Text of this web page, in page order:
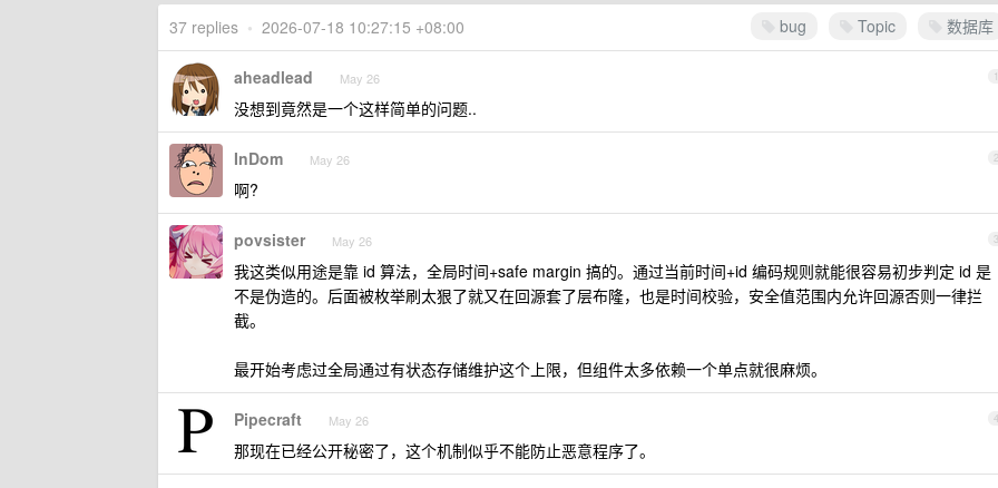
bug Topic 数据库
37 replies • 2026-07-18 10:27:15 +08:00
1
aheadlead May 26
没想到竟然是一个这样简单的问题..
2
InDom May 26
啊?
3
povsister May 26
我这类似用途是靠 id 算法，全局时间+safe margin 搞的。通过当前时间+id 编码规则就能很容易初步判定 id 是
不是伪造的。后面被枚举刷太狠了就又在回源套了层布隆，也是时间校验，安全值范围内允许回源否则一律拦
截。
最开始考虑过全局通过有状态存储维护这个上限，但组件太多依赖一个单点就很麻烦。
4
Pipecraft May 26
那现在已经公开秘密了，这个机制似乎不能防止恶意程序了。